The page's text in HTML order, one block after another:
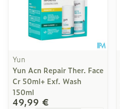
Yun
Yun Acn Repair Ther. Face
Cr 50ml+ Exf. Wash
150ml
49,99 €